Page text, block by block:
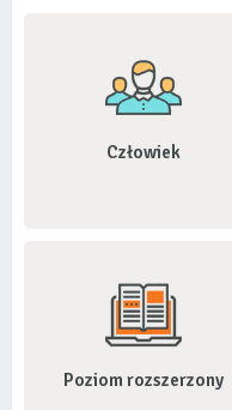
Człowiek
Poziom rozszerzony